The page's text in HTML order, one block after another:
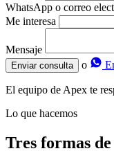
WhatsApp o correo
Me interesa
Mensaje
Enviar consulta o
El equipo de Apex te
Lo que hacemos
Tres formas